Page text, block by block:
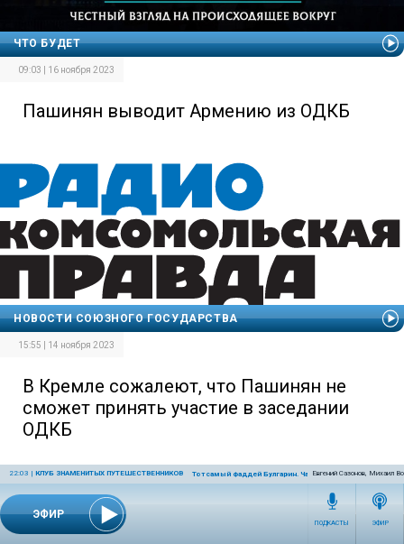
ЭФИР
22:03 | КЛУБ ЗНАМЕНИТЫХ ПУТЕШЕСТВЕННИКОВ Тот самый Фаддей Булгарин. Часть 2Евгений Сазонов, Михаил
ПОДКАСТЫ ЭФИР
ЧТО БУДЕТ
09:03 | 16 ноября 2023
Пашинян выводит Армению из ОДКБ
НОВОСТИ СОЮЗНОГО ГОСУДАРСТВА
15:55 | 14 ноября 2023
В Кремле сожалеют, что Пашинян не
сможет принять участие в заседании
ОДКБ